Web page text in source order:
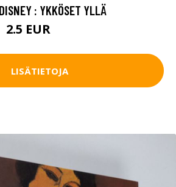
: YKKÖSET YLLÄ
2.5 EUR
LISÄTIETOJA